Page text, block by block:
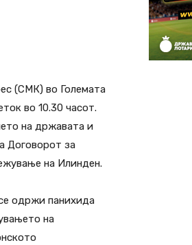
(СМК) во Големата
во 10.30 часот.
на државата и
Договорот за
на Илинден.
одржи панихида
на